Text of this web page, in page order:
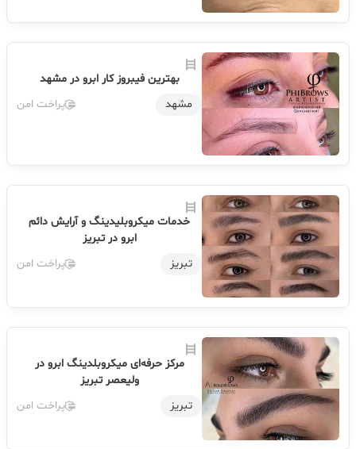
بهترین فیبروز کار ابرو در مشهد
مشهد
پراخت امن
خدمات میکروبلیدینگ و آرایش دائم
ابرو در تبریز
تبریز
پراخت امن
مرکز حرفه‌ای میکروبلدینگ ابرو در
ولیعصر تبریز
تبریز
پراخت امن